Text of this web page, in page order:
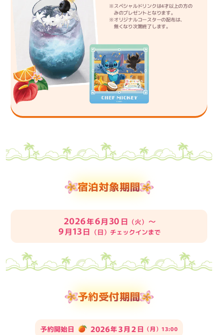
※スペシャルドリンクは4才以上の方の
みのプレゼントとなります。
※オリジナルコースターの配布は、
無くなり次第終了します。
宿泊対象期間
2026年6月30 日 （火） ～
9 月13日 （日）チェックインまで
予約受付期間
予約開始日 2026年3月2日 （月）13:00